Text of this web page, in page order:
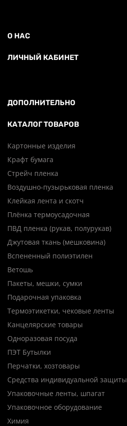
О НАС
ЛИЧНЫЙ КАБИНЕТ
ДОПОЛНИТЕЛЬНО
КАТАЛОГ ТОВАРОВ
Картонные изделия
Крафт бумага
Стрейч пленка
Воздушно-пузырьковая пленка
Клейкая лента и скотч
Плёнка термоусадочная
ПВД пленка (рукав, полурукав)
Джутовая ткань (мешковина)
Вспененный полиэтилен
Ветошь
Пакеты, мешки, сумки
Подарочная упаковка
Термоэтикетки, чековые ленты
Канцелярские товары
Одноразовая посуда
ПЭТ Бутылки
Перчатки, хозтовары
Средства индивидуальной защиты
Упаковочные ленты, шпагат
Упаковочное оборудование
Химия